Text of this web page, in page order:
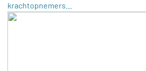
krachtopnemers…